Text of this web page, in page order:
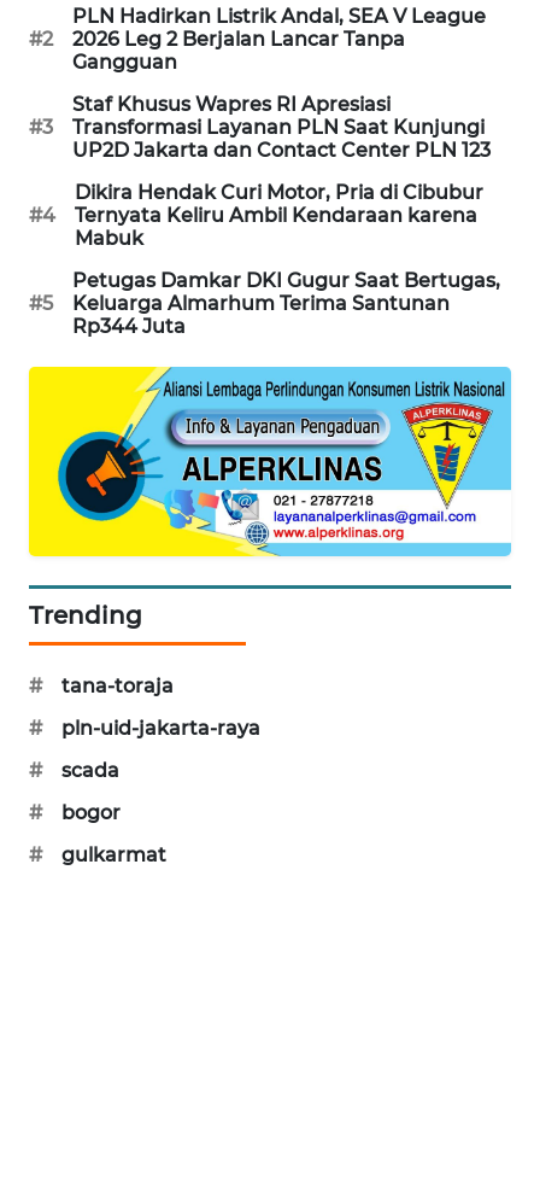
#2
PLN Hadirkan Listrik Andal, SEA V League
2026 Leg 2 Berjalan Lancar Tanpa
Gangguan
#3
Staf Khusus Wapres RI Apresiasi
Transformasi Layanan PLN Saat Kunjungi
UP2D Jakarta dan Contact Center PLN 123
#4
Dikira Hendak Curi Motor, Pria di Cibubur
Ternyata Keliru Ambil Kendaraan karena
Mabuk
#5
Petugas Damkar DKI Gugur Saat Bertugas,
Keluarga Almarhum Terima Santunan
Rp344 Juta
Trending
#
tana-toraja
#
pln-uid-jakarta-raya
#
scada
#
bogor
#
gulkarmat
LKKI
KOPEKLIN
PORTAL
FORWAMKI
ALPERKLINAS
NEWS
SITUNGIR
SIDIKALANG
NEWS
SIBARAGAS
NEWS
METRO
SIANTAR
NEWS